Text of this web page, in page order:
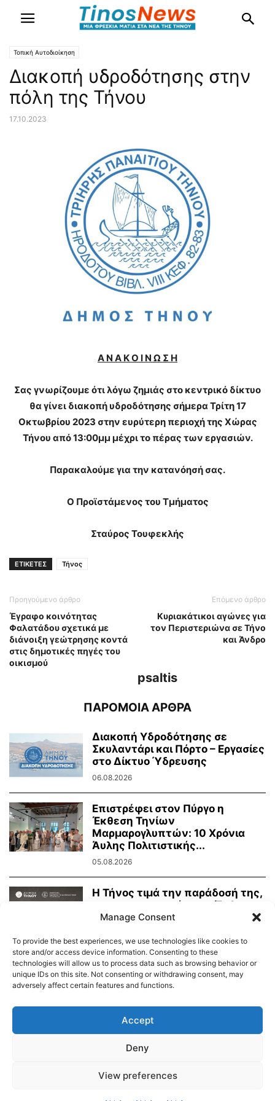
Τοπική Αυτοδιοίκηση
Διακοπή υδροδότησης στην
πόλη της Τήνου
17.10.2023
Α Ν Α Κ Ο Ι Ν Ω Σ Η
Σας γνωρίζουμε ότι λόγω ζημιάς στο κεντρικό δίκτυο
θα γίνει διακοπή υδροδότησης σήμερα Τρίτη 17
Οκτωβρίου 2023 στην ευρύτερη περιοχή της Χώρας
Τήνου από 13:00μμ μέχρι το πέρας των εργασιών.
Παρακαλούμε για την κατανόησή σας.
Ο Προϊστάμενος του Τμήματος
Σταύρος Τουφεκλής
ΕΤΙΚΕΤΕΣ Τήνος
Προηγούμενο άρθρο
Έγραφο κοινότητας
Φαλατάδου σχετικά με
διάνοιξη γεώτρησης κοντά
στις δημοτικές πηγές του
οικισμού
Επόμενο άρθρο
Κυριακάτικοι αγώνες για
τον Περιστεριώνα σε Τήνο
και Άνδρο
psaltis
ΠΑΡΟΜΟΙΑ ΑΡΘΡΑ
Διακοπή Υδροδότησης σε
Σκυλαντάρι και Πόρτο – Εργασίες
στο Δίκτυο Ύδρευσης
06.08.2026
Επιστρέφει στον Πύργο η
Έκθεση Τηνίων
Μαρμαρογλυπτών: 10 Χρόνια
Άυλης Πολιτιστικής...
05.08.2026
Η Τήνος τιμά την παράδοσή της,
τη μαρμαροτεχνία της. Έκθεση
Τήνιων...
Δημοτικό Λιμενικό Ταμείο Τήνου – Άνδρου
© 2026
Manage Consent
To provide the best experiences, we use technologies like cookies to
store and/or access device information. Consenting to these
technologies will allow us to process data such as browsing behavior or
unique IDs on this site. Not consenting or withdrawing consent, may
adversely affect certain features and functions.
Accept
Deny
View preferences